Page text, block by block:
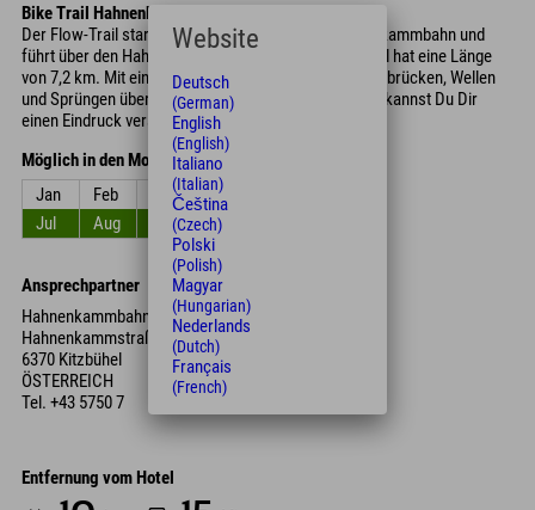
Bike Trail Hahnenkamm Kitzbühel
Der Flow-Trail startet an der Bergstation der Hahnenkammbahn und
führt über den Hahnenkamm in Tirol. Dieser Bike Trail hat eine Länge
von 7,2 km. Mit einfachen Stellen, engen Kurven, Holzbrücken, Wellen
und Sprüngen überwindest Du 850 Höhenmeter.
kannst Du Dir
einen Eindruck verschaffen :)
Möglich in den Monaten
Jan
Feb Mrz Apr
Jul
Aug Sep Okt
Ansprechpartner
Hahnenkammbahn
Hahnenkammstraße 1
6370 Kitzbühel
ÖSTERREICH
Tel. +43 5750 7
Entfernung vom Hotel
Website
Deutsch
(German)
English
(English)
Italiano
(Italian)
Čeština
(Czech)
Polski
(Polish)
Magyar
(Hungarian)
Nederlands
(Dutch)
Français
(French)